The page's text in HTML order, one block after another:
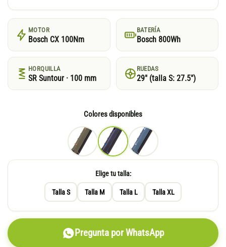
MOTOR
Bosch CX 100Nm
BATERÍA
Bosch 800Wh
HORQUILLA
SR Suntour · 100 mm
RUEDAS
29″ (talla S: 27.5″)
Colores disponibles
Elige tu talla:
Talla S Talla M Talla L Talla XL
Pregunta por WhatsApp